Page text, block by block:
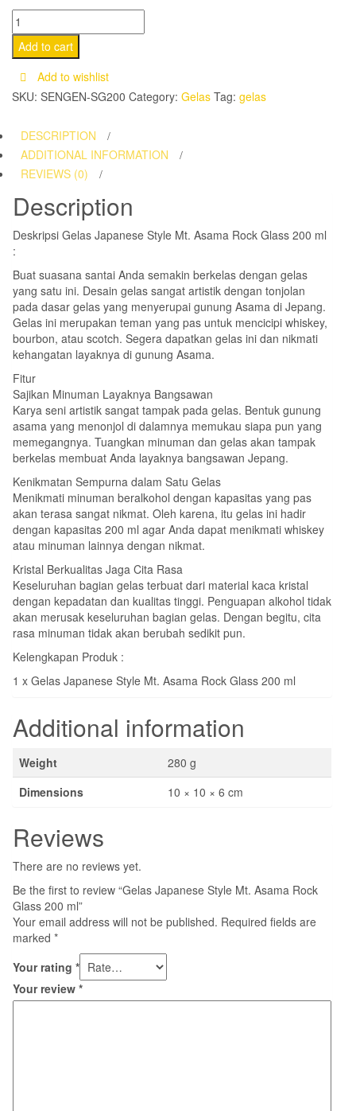
Gelas
Japanese
Style
Mt.
Asama
Glass
200
ml
quantity
Add to cart
Add to wishlist
SKU: SENGEN-SG200 Category: Gelas Tag: gelas
DESCRIPTION
ADDITIONAL INFORMATION
REVIEWS (0)
Description
Deskripsi Gelas Japanese Style Mt. Asama Rock Glass 200 ml
:
Buat suasana santai Anda semakin berkelas dengan gelas
yang satu ini. Desain gelas sangat artistik dengan tonjolan
pada dasar gelas yang menyerupai gunung Asama di Jepang.
Gelas ini merupakan teman yang pas untuk mencicipi whiskey,
bourbon, atau scotch. Segera dapatkan gelas ini dan nikmati
kehangatan layaknya di gunung Asama.
Fitur
Sajikan Minuman Layaknya Bangsawan
Karya seni artistik sangat tampak pada gelas. Bentuk gunung
asama yang menonjol di dalamnya memukau siapa pun yang
memegangnya. Tuangkan minuman dan gelas akan tampak
berkelas membuat Anda layaknya bangsawan Jepang.
Kenikmatan Sempurna dalam Satu Gelas
Menikmati minuman beralkohol dengan kapasitas yang pas
akan terasa sangat nikmat. Oleh karena, itu gelas ini hadir
dengan kapasitas 200 ml agar Anda dapat menikmati whiskey
atau minuman lainnya dengan nikmat.
Kristal Berkualitas Jaga Cita Rasa
Keseluruhan bagian gelas terbuat dari material kaca kristal
dengan kepadatan dan kualitas tinggi. Penguapan alkohol tidak
akan merusak keseluruhan bagian gelas. Dengan begitu, cita
rasa minuman tidak akan berubah sedikit pun.
Kelengkapan Produk :
1 x Gelas Japanese Style Mt. Asama Rock Glass 200 ml
Additional information
Weight
280 g
Dimensions
10 × 10 × 6 cm
Reviews
There are no reviews yet.
Be the first to review “Gelas Japanese Style Mt. Asama Rock
Glass 200 ml”
Your email address will not be published. Required fields are
marked *
Your rating *
Your review *